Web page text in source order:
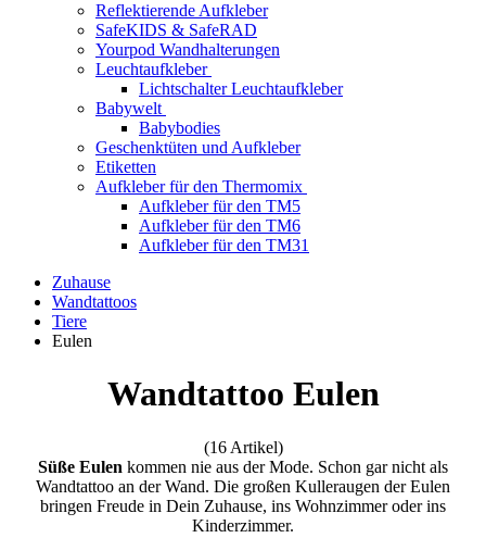
Reflektierende Aufkleber
SafeKIDS & SafeRAD
Yourpod Wandhalterungen
Leuchtaufkleber
Lichtschalter Leuchtaufkleber
Babywelt
Babybodies
Geschenktüten und Aufkleber
Etiketten
Aufkleber für den Thermomix
Aufkleber für den TM5
Aufkleber für den TM6
Aufkleber für den TM31
Zuhause
Wandtattoos
Tiere
Eulen
Wandtattoo Eulen
(16 Artikel)
Süße Eulen kommen nie aus der Mode. Schon gar nicht als
Wandtattoo an der Wand. Die großen Kulleraugen der Eulen
bringen Freude in Dein Zuhause, ins Wohnzimmer oder ins
Kinderzimmer.